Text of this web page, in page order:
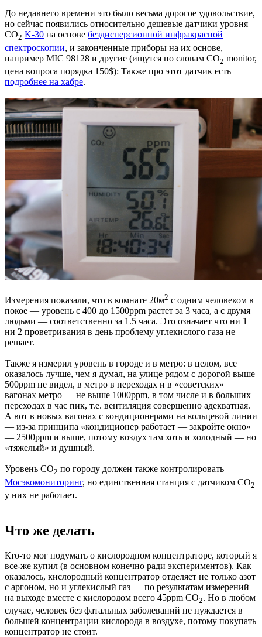
До недавнего времени это было весьма дорогое удовольствие,
но сейчас появились относительно дешевые датчики уровня
CO2 K-30 на основе бездисперсионной инфракрасной
спектроскопии, и законченные приборы на их основе,
например MIC 98128 и другие (ищутся по словам CO2 monitor,
цена вопроса порядка 150$): Также про этот датчик есть
подробнее на хабре.
Измерения показали, что в комнате 20м2 с одним человеком в
покое — уровень с 400 до 1500ppm растет за 3 часа, а с двумя
людьми — соответственно за 1.5 часа. Это означает что ни 1
ни 2 проветривания в день проблему углекислого газа не
решает.
Также я измерил уровень в городе и в метро: в целом, все
оказалось лучше, чем я думал, на улице рядом с дорогой выше
500ppm не видел, в метро в переходах и в «советских»
вагонах метро — не выше 1000ppm, в том числе и в больших
переходах в час пик, т.е. вентиляция совершенно адекватная.
А вот в новых вагонах с кондиционерами на кольцевой линии
— из-за принципа «кондиционер работает — закройте окно»
— 2500ppm и выше, потому воздух там хоть и холодный — но
«тяжелый» и душный.
Уровень CO2 по городу должен также контролировать
Мосэкомониторинг, но единственная станция с датчиком CO2
у них не работает.
Что же делать
Кто-то мог подумать о кислородном концентраторе, который я
все-же купил (в основном конечно ради экспериментов). Как
оказалось, кислородный концентратор отделяет не только азот
с аргоном, но и углекислый газ — по результатам измерений
на выходе вместе с кислородом всего 45ppm CO2. Но в любом
случае, человек без фатальных заболеваний не нуждается в
большей концентрации кислорода в воздухе, потому покупать
концентратор не стоит.